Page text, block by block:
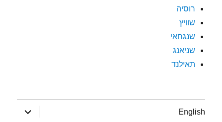
רוסיה
שוויץ
שנגחאי
שניאנג
תאילנד
English
הצג
תפריט